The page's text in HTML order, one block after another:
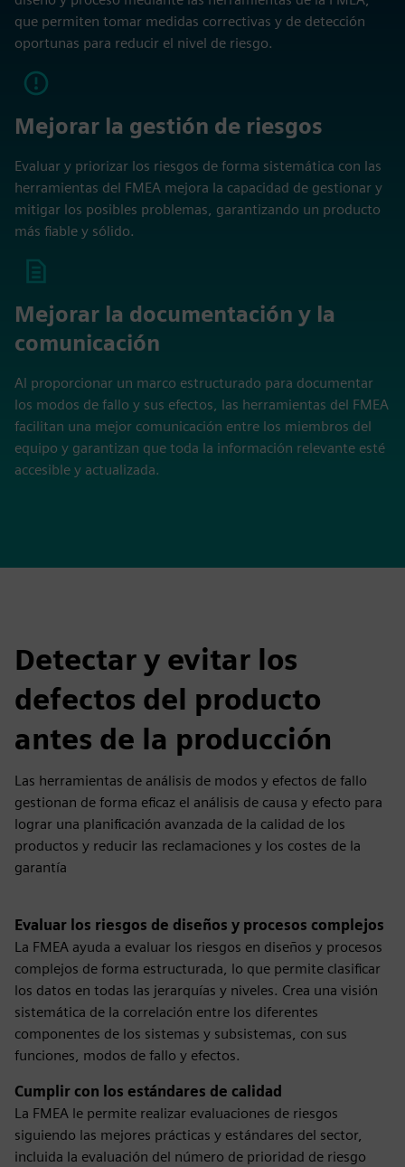
que permiten tomar medidas correctivas y de detección
oportunas para reducir el nivel de riesgo.
Mejorar la gestión de riesgos
Evaluar y priorizar los riesgos de forma sistemática con las
herramientas del FMEA mejora la capacidad de gestionar y
mitigar los posibles problemas, garantizando un producto
más fiable y sólido.
Mejorar la documentación y la
comunicación
Al proporcionar un marco estructurado para documentar
los modos de fallo y sus efectos, las herramientas del FMEA
facilitan una mejor comunicación entre los miembros del
equipo y garantizan que toda la información relevante esté
accesible y actualizada.
Detectar y evitar los
defectos del producto
antes de la producción
Las herramientas de análisis de modos y efectos de fallo
gestionan de forma eficaz el análisis de causa y efecto para
lograr una planificación avanzada de la calidad de los
productos y reducir las reclamaciones y los costes de la
garantía
Evaluar los riesgos de diseños y procesos complejos
La FMEA ayuda a evaluar los riesgos en diseños y procesos
complejos de forma estructurada, lo que permite clasificar
los datos en todas las jerarquías y niveles. Crea una visión
sistemática de la correlación entre los diferentes
componentes de los sistemas y subsistemas, con sus
funciones, modos de fallo y efectos.
Cumplir con los estándares de calidad
La FMEA le permite realizar evaluaciones de riesgos
siguiendo las mejores prácticas y estándares del sector,
incluida la evaluación del número de prioridad de riesgo